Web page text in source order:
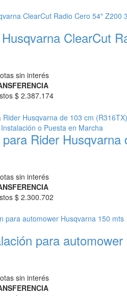
ClearCut
sin interés
$ 2.387.174
Rider
sin interés
$ 2.300.702
para
sin interés